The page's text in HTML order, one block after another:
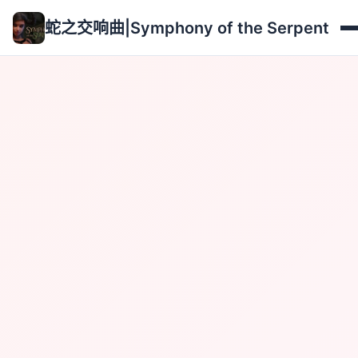
蛇之交响曲|Symphony of the Serpent